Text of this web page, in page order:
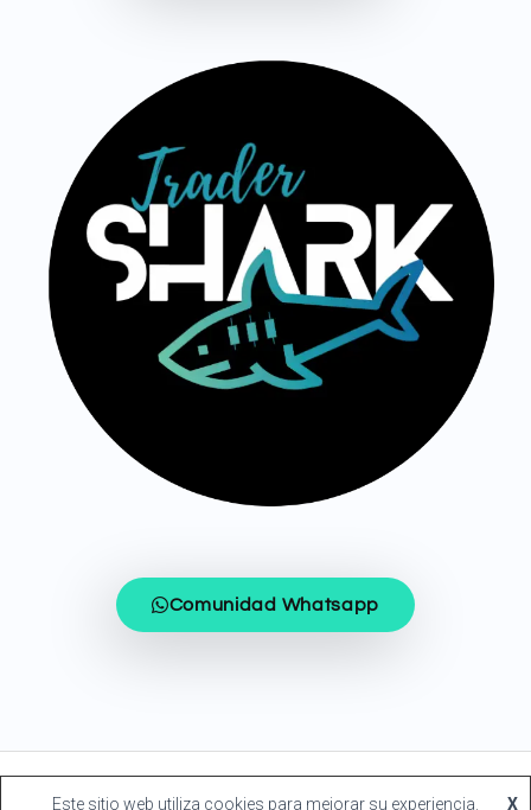
Comunidad Whatsapp
Este sitio web utiliza cookies para mejorar su experiencia. X